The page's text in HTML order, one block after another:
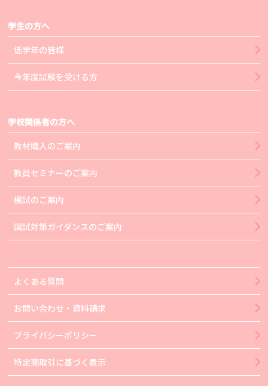
学生の方へ
低学年の皆様
今年度試験を受ける方
学校関係者の方へ
教材購入のご案内
教員セミナーのご案内
模試のご案内
国試対策ガイダンスのご案内
よくある質問
お問い合わせ・資料請求
プライバシーポリシー
特定商取引に基づく表示